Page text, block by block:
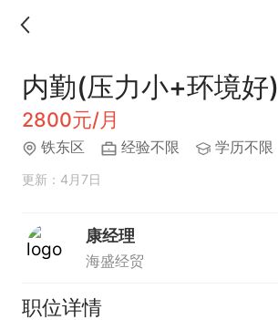
内勤(压力小+环境好)
2800元/月
铁东区 经验不限 学历不限
更新：4月7日
康经理
海盛经贸
职位详情